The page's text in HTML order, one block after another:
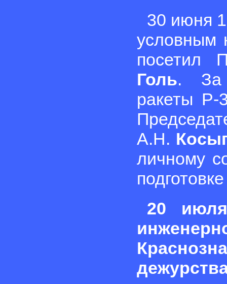
30 июня
условным
посетил
Голь. За
ракеты Р-
А.Н.
личному
20